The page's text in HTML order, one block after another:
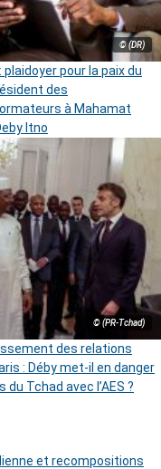
© (DR)
plaidoyer pour la paix du
des
à Mahamat
Itno
© (PR-Tchad)
des relations
: Déby met-il en danger
du Tchad avec l’AES ?
et recompositions